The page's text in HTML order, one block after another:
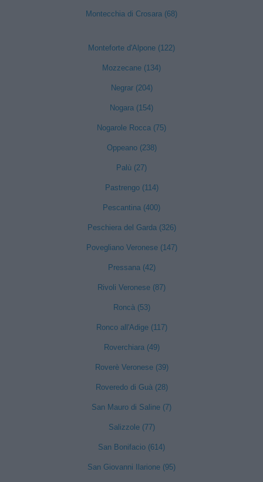
Montecchia di Crosara (68)
Monteforte d'Alpone (122)
Mozzecane (134)
Negrar (204)
Nogara (154)
Nogarole Rocca (75)
Oppeano (238)
Palù (27)
Pastrengo (114)
Pescantina (400)
Peschiera del Garda (326)
Povegliano Veronese (147)
Pressana (42)
Rivoli Veronese (87)
Roncà (53)
Ronco all'Adige (117)
Roverchiara (49)
Roverè Veronese (39)
Roveredo di Guà (28)
San Mauro di Saline (7)
Salizzole (77)
San Bonifacio (614)
San Giovanni Ilarione (95)